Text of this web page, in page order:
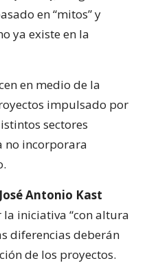
en “mitos” y
ya existe en la
en medio de la
impulsado por
sectores
no incorporara
Antonio Kast
iniciativa “con altura
diferencias deberán
de los proyectos.